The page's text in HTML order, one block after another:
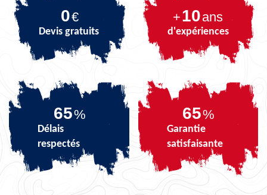
0€
Devis gratuits
+10ans
d'expériences
81%
Délais
respectés
81%
Garantie
satisfaisante